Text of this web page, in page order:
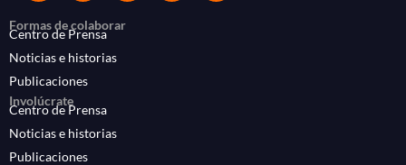
Formas de colaborar
Centro de Prensa
Noticias e historias
Publicaciones
Involúcrate
Centro de Prensa
Noticias e historias
Publicaciones